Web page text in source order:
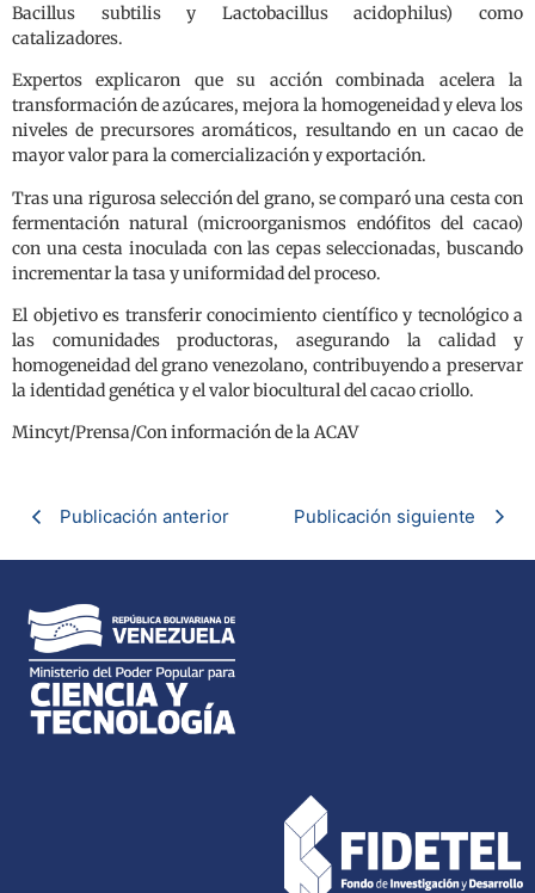
Bacillus subtilis y Lactobacillus acidophilus) como
catalizadores.
Expertos explicaron que su acción combinada acelera la
transformación de azúcares, mejora la homogeneidad y eleva los
niveles de precursores aromáticos, resultando en un cacao de
mayor valor para la comercialización y exportación.
Tras una rigurosa selección del grano, se comparó una cesta con
fermentación natural (microorganismos endófitos del cacao)
con una cesta inoculada con las cepas seleccionadas, buscando
incrementar la tasa y uniformidad del proceso.
El objetivo es transferir conocimiento científico y tecnológico a
las comunidades productoras, asegurando la calidad y
homogeneidad del grano venezolano, contribuyendo a preservar
la identidad genética y el valor biocultural del cacao criollo.
Mincyt/Prensa/Con información de la ACAV
Publicación anterior Publicación siguiente